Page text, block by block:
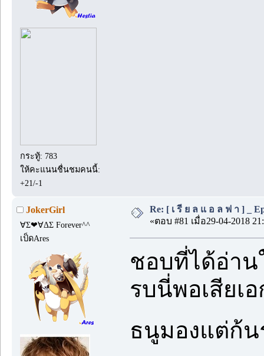
กระทู้: 783
ให้คะแนนชื่นชมคนนี้:
+21/-1
JokerGirl
∀Σ❤∀ΔΣ Forever^^
เป็ดAres
Re: [ เ รี ย ล แ อ ล ฟ า ] _
«ตอบ #81 เมื่อ29-04-2018
ชอบที่ได้อ่า
รบนี่พอเสียเ
ธนูมองแต่ก้